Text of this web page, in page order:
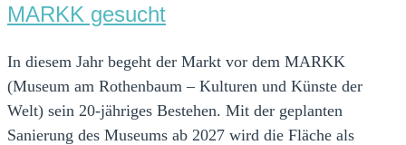
MARKK gesucht
In diesem Jahr begeht der Markt vor dem MARKK
(Museum am Rothenbaum – Kulturen und Künste der
Welt) sein 20-jähriges Bestehen. Mit der geplanten
Sanierung des Museums ab 2027 wird die Fläche als